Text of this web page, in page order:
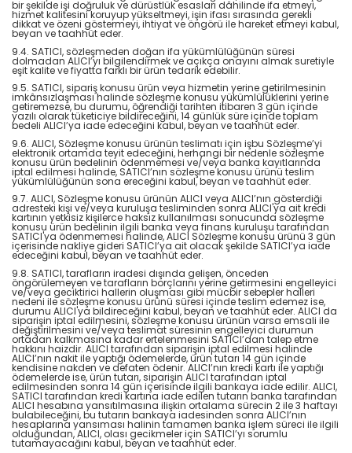
bir şekilde işi doğruluk ve dürüstlük esasları dâhilinde ifa etmeyi,
hizmet kalitesini koruyup yükseltmeyi, işin ifası sırasında gerekli
dikkat ve özeni göstermeyi, ihtiyat ve öngörü ile hareket etmeyi kabul,
beyan ve taahhüt eder.
9.4. SATICI, sözleşmeden doğan ifa yükümlülüğünün süresi
dolmadan ALICI’yı bilgilendirmek ve açıkça onayını almak suretiyle
eşit kalite ve fiyatta farklı bir ürün tedarik edebilir.
9.5. SATICI, sipariş konusu ürün veya hizmetin yerine getirilmesinin
imkânsızlaşması halinde sözleşme konusu yükümlülüklerini yerine
getiremezse, bu durumu, öğrendiği tarihten itibaren 3 gün içinde
yazılı olarak tüketiciye bildireceğini, 14 günlük süre içinde toplam
bedeli ALICI’ya iade edeceğini kabul, beyan ve taahhüt eder.
9.6. ALICI, Sözleşme konusu ürünün teslimatı için işbu Sözleşme’yi
elektronik ortamda teyit edeceğini, herhangi bir nedenle sözleşme
konusu ürün bedelinin ödenmemesi ve/veya banka kayıtlarında
iptal edilmesi halinde, SATICI’nın sözleşme konusu ürünü teslim
yükümlülüğünün sona ereceğini kabul, beyan ve taahhüt eder.
9.7. ALICI, Sözleşme konusu ürünün ALICI veya ALICI’nın gösterdiği
adresteki kişi ve/veya kuruluşa tesliminden sonra ALICI'ya ait kredi
kartının yetkisiz kişilerce haksız kullanılması sonucunda sözleşme
konusu ürün bedelinin ilgili banka veya finans kuruluşu tarafından
SATICI'ya ödenmemesi halinde, ALICI Sözleşme konusu ürünü 3 gün
içerisinde nakliye gideri SATICI’ya ait olacak şekilde SATICI’ya iade
edeceğini kabul, beyan ve taahhüt eder.
9.8. SATICI, tarafların iradesi dışında gelişen, önceden
öngörülemeyen ve tarafların borçlarını yerine getirmesini engelleyici
ve/veya geciktirici hallerin oluşması gibi mücbir sebepler halleri
nedeni ile sözleşme konusu ürünü süresi içinde teslim edemez ise,
durumu ALICI'ya bildireceğini kabul, beyan ve taahhüt eder. ALICI da
siparişin iptal edilmesini, sözleşme konusu ürünün varsa emsali ile
değiştirilmesini ve/veya teslimat süresinin engelleyici durumun
ortadan kalkmasına kadar ertelenmesini SATICI’dan talep etme
hakkını haizdir. ALICI tarafından siparişin iptal edilmesi halinde
ALICI’nın nakit ile yaptığı ödemelerde, ürün tutarı 14 gün içinde
kendisine nakden ve defaten ödenir. ALICI’nın kredi kartı ile yaptığı
ödemelerde ise, ürün tutarı, siparişin ALICI tarafından iptal
edilmesinden sonra 14 gün içerisinde ilgili bankaya iade edilir. ALICI,
SATICI tarafından kredi kartına iade edilen tutarın banka tarafından
ALICI hesabına yansıtılmasına ilişkin ortalama sürecin 2 ile 3 haftayı
bulabileceğini, bu tutarın bankaya iadesinden sonra ALICI’nın
hesaplarına yansıması halinin tamamen banka işlem süreci ile ilgili
olduğundan, ALICI, olası gecikmeler için SATICI’yı sorumlu
tutamayacağını kabul, beyan ve taahhüt eder.